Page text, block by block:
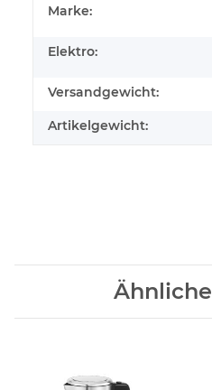
Marke:
Elektro:
Versandgewicht:
Artikelgewicht: